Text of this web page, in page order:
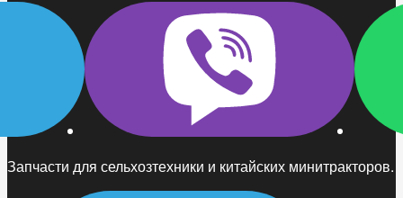
Запчасти для сельхозтехники и китайских минитракторов.